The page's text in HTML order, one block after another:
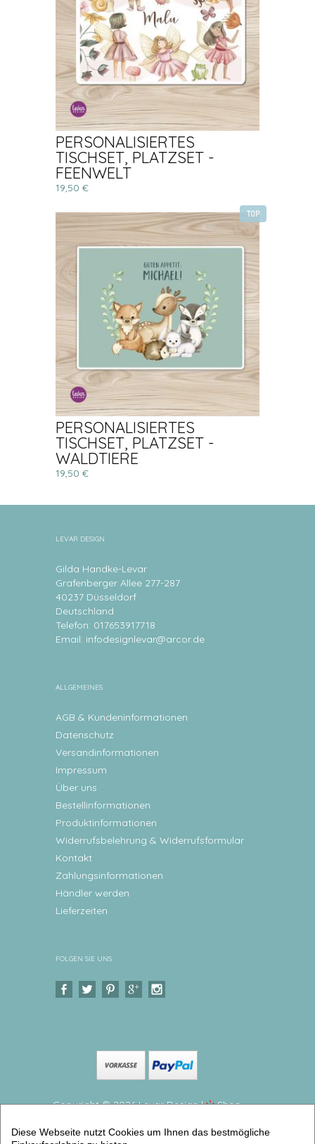
PERSONALISIERTES
TISCHSET, PLATZSET -
FEENWELT
19,50 €
TOP
PERSONALISIERTES
TISCHSET, PLATZSET -
WALDTIERE
19,50 €
LEVAR DESIGN
Gilda Handke-Levar
Grafenberger Allee 277-287
40237 Düsseldorf
Deutschland
Telefon: 017653917718
Email: infodesignlevar@arcor.de
ALLGEMEINES
AGB & Kundeninformationen
Datenschutz
Versandinformationen
Impressum
Über uns
Bestellinformationen
Produktinformationen
Widerrufsbelehrung & Widerrufsformular
Kontakt
Zahlungsinformationen
Händler werden
Lieferzeiten
FOLGEN SIE UNS
Copyright © 2026 Levar Design |
Shop
Tischset, Platzdeckchen, Koala Abwischbares Tischset
Diese Webseite nutzt Cookies um Ihnen das bestmögliche